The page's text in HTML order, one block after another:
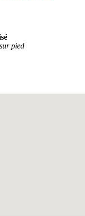
pied